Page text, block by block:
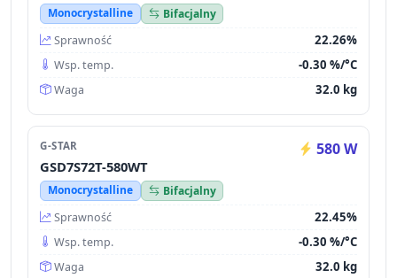
Monocrystalline
Bifacjalny
Sprawność
22.26%
Wsp. temp. -0.30 %/°C
Waga 32.0 kg
G-STAR 580 W
GSD7S72T-580WT
Monocrystalline
Bifacjalny
Sprawność
22.45%
Wsp. temp. -0.30 %/°C
Waga 32.0 kg